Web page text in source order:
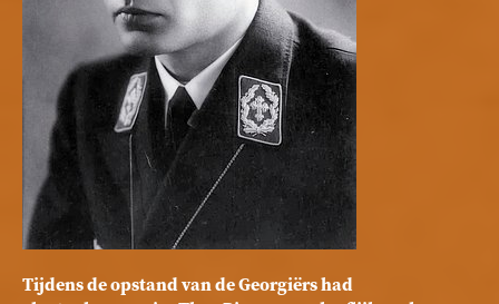
Tijdens de opstand van de Georgiërs had